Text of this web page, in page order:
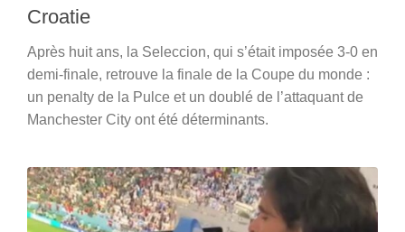
Croatie
Après huit ans, la Seleccion, qui s’était imposée 3-0 en
demi-finale, retrouve la finale de la Coupe du monde :
un penalty de la Pulce et un doublé de l’attaquant de
Manchester City ont été déterminants.